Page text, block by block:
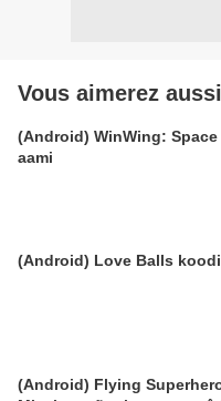
Vous aimerez aussi
(Android) WinWing:
aami
(Android) Love Balls
(Android) Flying